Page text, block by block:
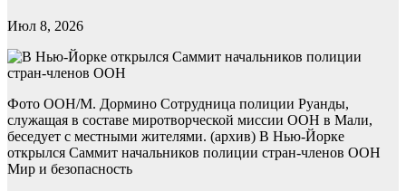
Июл 8, 2026
Фото ООН/М. Дормино Сотрудница полиции Руанды,
служащая в составе миротворческой миссии ООН в Мали,
беседует с местными жителями. (архив) В Нью-Йорке
открылся Саммит начальников полиции стран-членов ООН
Мир и безопасность